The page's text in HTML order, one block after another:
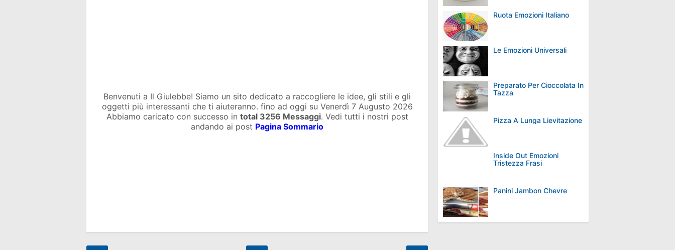
Benvenuti a Il Giulebbe! Siamo un sito dedicato a raccogliere le idee, gli stili e gli
oggetti più interessanti che ti aiuteranno. fino ad oggi su Venerdì 7 Augusto 2026
Abbiamo caricato con successo in total 3256 Messaggi. Vedi tutti i nostri post
andando ai post Pagina Sommario
Ruota Emozioni Italiano
Le Emozioni Universali
Preparato Per Cioccolata In
Tazza
Pizza A Lunga Lievitazione
Inside Out Emozioni
Tristezza Frasi
Panini Jambon Chevre